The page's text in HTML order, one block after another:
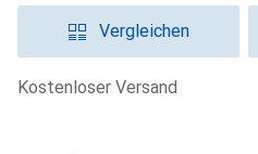
Vergleichen
kostenloser Versand